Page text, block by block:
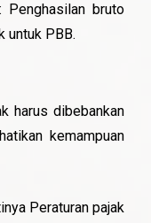
: Penghasilan bruto
untuk PBB.
harus dibebankan
kemampuan
Peraturan pajak